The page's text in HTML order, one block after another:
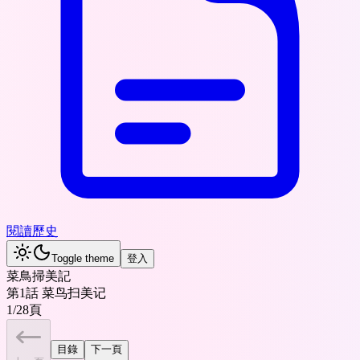
閱讀歷史
Toggle theme 登入
菜鳥掃美記
第1話 菜鸟扫美记
1/28頁
目錄 下一頁